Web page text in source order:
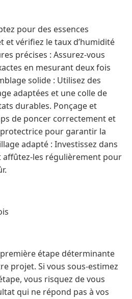
pour des essences
et vérifiez le taux d’humidité
précises : Assurez-vous
en mesurant deux fois
solide : Utilisez des
adaptées et une colle de
durables. Ponçage et
de poncer correctement et
pour garantir la
adapté : Investissez dans
affûtez-les régulièrement pour
étape déterminante
projet. Si vous sous-estimez
vous risquez de vous
qui ne répond pas à vos